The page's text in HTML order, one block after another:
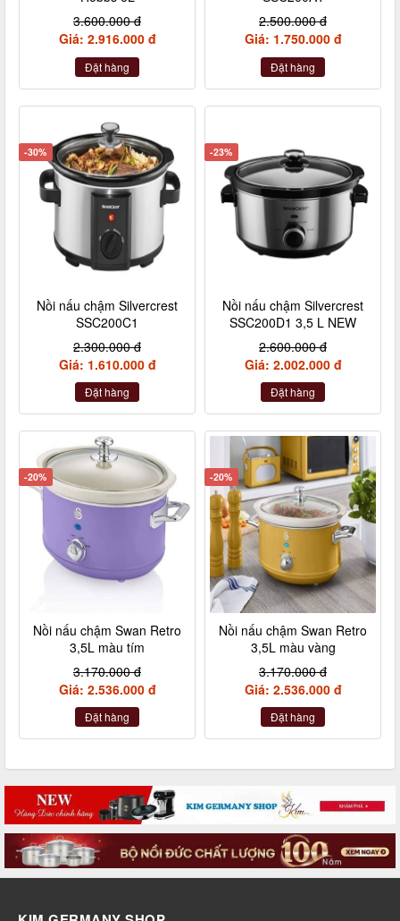
3.600.000 đ
Giá: 2.916.000 đ
Đặt hàng
2.500.000 đ
Giá: 1.750.000 đ
Đặt hàng
-30%
Nồi nấu chậm Silvercrest
SSC200C1
2.300.000 đ
Giá: 1.610.000 đ
Đặt hàng
-23%
Nồi nấu chậm Silvercrest
SSC200D1 3,5 L NEW
2.600.000 đ
Giá: 2.002.000 đ
Đặt hàng
-20%
Nồi nấu chậm Swan Retro
3,5L màu tím
3.170.000 đ
Giá: 2.536.000 đ
Đặt hàng
-20%
Nồi nấu chậm Swan Retro
3,5L màu vàng
3.170.000 đ
Giá: 2.536.000 đ
Đặt hàng